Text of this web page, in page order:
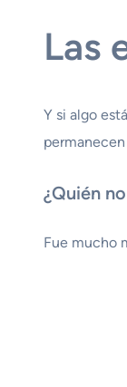
Las
Y si algo
permanecen
¿Quién
Fue mucho